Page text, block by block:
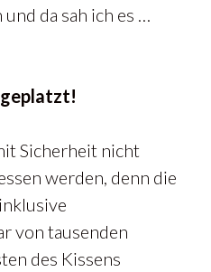
da sah ich es …
geplatzt!
Sicherheit nicht
werden, denn die
von tausenden
des Kissens